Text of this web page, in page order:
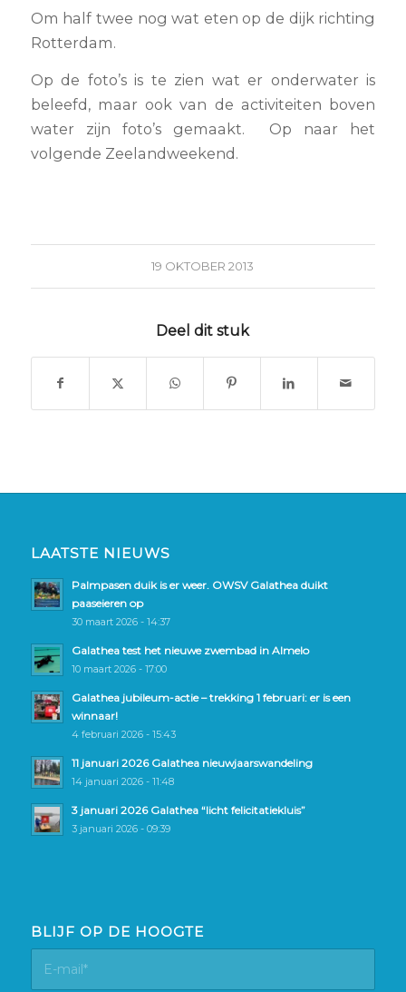
Om half twee nog wat eten op de dijk richting
Rotterdam.
Op de foto’s is te zien wat er onderwater is
beleefd, maar ook van de activiteiten boven
water zijn foto’s gemaakt. Op naar het
volgende Zeelandweekend.
19 OKTOBER 2013
Deel dit stuk
LAATSTE NIEUWS
Palmpasen duik is er weer. OWSV Galathea duikt
paaseieren op
30 maart 2026 - 14:37
Galathea test het nieuwe zwembad in Almelo
10 maart 2026 - 17:00
Galathea jubileum-actie – trekking 1 februari: er is een
winnaar!
4 februari 2026 - 15:43
11 januari 2026 Galathea nieuwjaarswandeling
14 januari 2026 - 11:48
3 januari 2026 Galathea “licht felicitatiekluis”
3 januari 2026 - 09:39
BLIJF OP DE HOOGTE